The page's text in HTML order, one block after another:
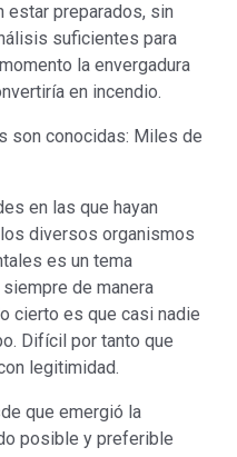
preparados, sin
suficientes para
la envergadura
en incendio.
son conocidas: Miles de
en las que hayan
diversos organismos
es un tema
de manera
cierto es que casi nadie
Difícil por tanto que
legitimidad.
que emergió la
posible y preferible